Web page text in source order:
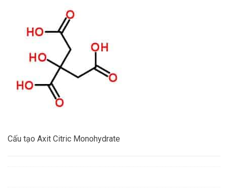
Cấu tạo Axit Citric Monohydrate